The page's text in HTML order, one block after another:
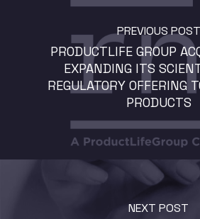
PREVIOUS POST
PRODUCTLIFE GROUP
EXPANDING ITS
REGULATORY OFFERING
PRODUCTS
NEXT POST